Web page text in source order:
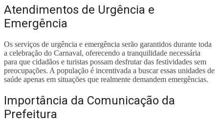
Atendimentos de Urgência e
Emergência
Os serviços de urgência e emergência serão garantidos durante toda
a celebração do Carnaval, oferecendo a tranquilidade necessária
para que cidadãos e turistas possam desfrutar das festividades sem
preocupações. A população é incentivada a buscar essas unidades de
saúde apenas em situações que realmente demandem emergências.
Importância da Comunicação da
Prefeitura